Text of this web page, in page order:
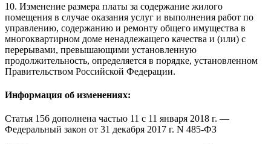
10. Изменение размера платы за содержание жилого
помещения в случае оказания услуг и выполнения работ по
управлению, содержанию и ремонту общего имущества в
многоквартирном доме ненадлежащего качества и (или) с
перерывами, превышающими установленную
продолжительность, определяется в порядке, установленном
Правительством Российской Федерации.
Информация об изменениях:
Статья 156 дополнена частью 11 с 11 января 2018 г. —
Федеральный закон от 31 декабря 2017 г. N 485-ФЗ